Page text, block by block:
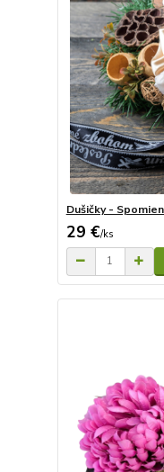
Dušičky -
29 €/ks